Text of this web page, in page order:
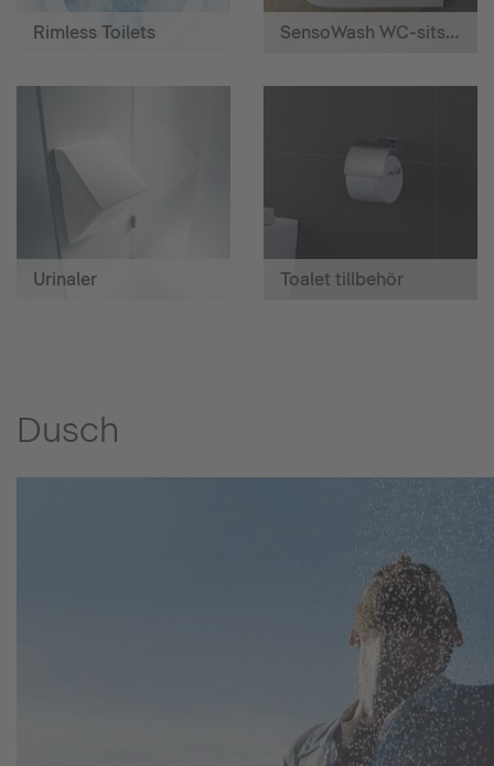
Rimless Toilets SensoWash WC-sits med hygiendusch
Urinaler Toalet tillbehör
Dusch